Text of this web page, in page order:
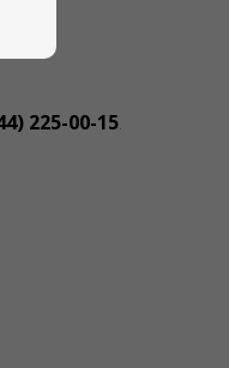
225-00-15.